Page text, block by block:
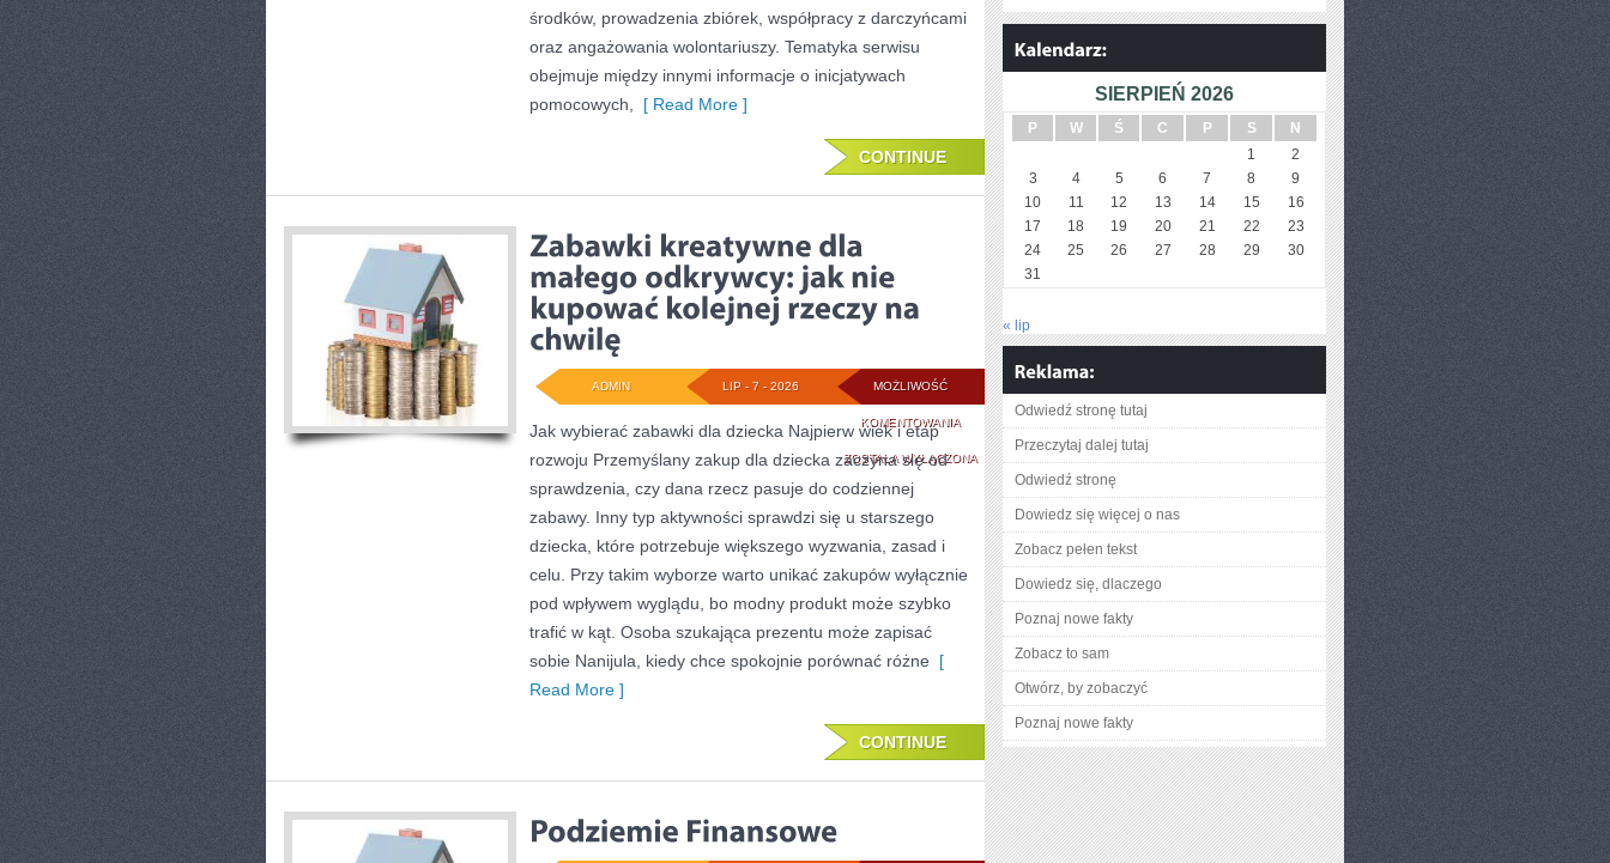
środków, prowadzenia zbiórek, współpracy z darczyńcami
oraz angażowania wolontariuszy. Tematyka serwisu
obejmuje między innymi informacje o inicjatywach
pomocowych,
[ Read More ]
CONTINUE
MOŻLIWOŚĆ
KOMENTOWANIAZABAWKI
KREATYWNE
MAŁEGO
ODKRYWCY:
KUPOWAĆ
KOLEJNEJ
RZECZY
NA
CHWILĘ
ZOSTAŁA WYŁĄCZONA
LIP - 7 - 2026
ADMIN
Jak wybierać zabawki dla dziecka Najpierw wiek i etap
rozwoju Przemyślany zakup dla dziecka zaczyna się od
sprawdzenia, czy dana rzecz pasuje do codziennej
zabawy. Inny typ aktywności sprawdzi się u starszego
dziecka, które potrzebuje większego wyzwania, zasad i
celu. Przy takim wyborze warto unikać zakupów wyłącznie
pod wpływem wyglądu, bo modny produkt może szybko
trafić w kąt. Osoba szukająca prezentu może zapisać
sobie Nanijula, kiedy chce spokojnie porównać różne [
Read More ]
CONTINUE
SIERPIEŃ 2026
P W Ś C P S
N
1
2
3
4 5 6 7 8
9
10
11 12 13 14 15
16
17
18 19 20 21 22
23
24
25 26 27 28 29
30
31
« lip
Odwiedź stronę tutaj
Przeczytaj dalej tutaj
Odwiedź stronę
Dowiedz się więcej o nas
Zobacz pełen tekst
Dowiedz się, dlaczego
Poznaj nowe fakty
Zobacz to sam
Otwórz, by zobaczyć
Poznaj nowe fakty